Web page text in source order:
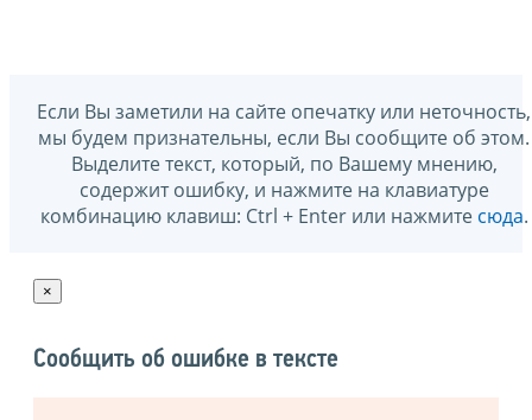
Если Вы заметили на сайте опечатку или неточность,
мы будем признательны, если Вы сообщите об этом.
Выделите текст, который, по Вашему мнению,
содержит ошибку, и нажмите на клавиатуре
комбинацию клавиш: Ctrl + Enter или нажмите сюда.
×
Сообщить об ошибке в тексте